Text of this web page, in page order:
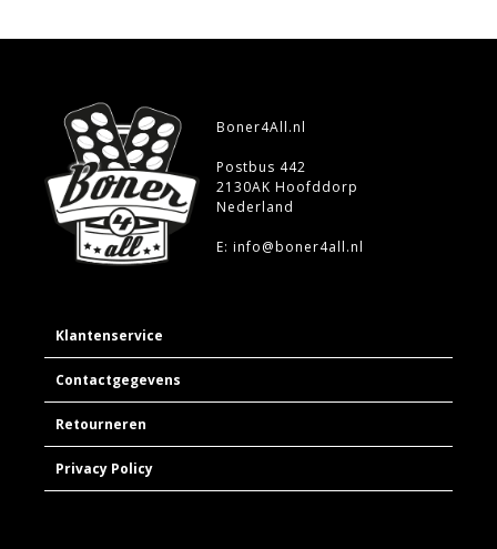
Boner4All.nl
Postbus 442
2130AK Hoofddorp
Nederland
E: info@boner4all.nl
Klantenservice
Contactgegevens
Retourneren
Privacy Policy